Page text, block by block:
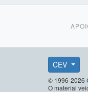
CEV
© 1996-2026
O material